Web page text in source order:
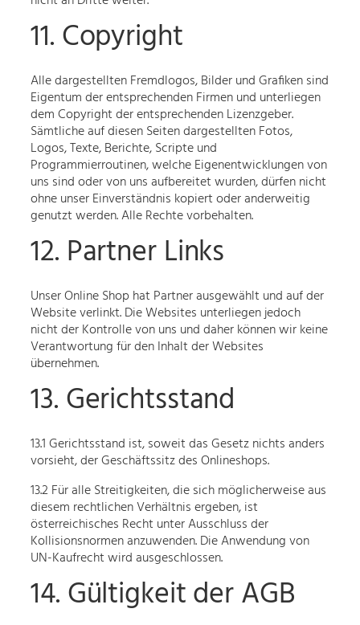
11. Copyright
Alle dargestellten Fremdlogos, Bilder und Grafiken sind
Eigentum der entsprechenden Firmen und unterliegen
dem Copyright der entsprechenden Lizenzgeber.
Sämtliche auf diesen Seiten dargestellten Fotos,
Logos, Texte, Berichte, Scripte und
Programmierroutinen, welche Eigenentwicklungen von
uns sind oder von uns aufbereitet wurden, dürfen nicht
ohne unser Einverständnis kopiert oder anderweitig
genutzt werden. Alle Rechte vorbehalten.
12. Partner Links
Unser Online Shop hat Partner ausgewählt und auf der
Website verlinkt. Die Websites unterliegen jedoch
nicht der Kontrolle von uns und daher können wir keine
Verantwortung für den Inhalt der Websites
übernehmen.
13. Gerichtsstand
13.1 Gerichtsstand ist, soweit das Gesetz nichts anders
vorsieht, der Geschäftssitz des Onlineshops.
13.2 Für alle Streitigkeiten, die sich möglicherweise aus
diesem rechtlichen Verhältnis ergeben, ist
österreichisches Recht unter Ausschluss der
Kollisionsnormen anzuwenden. Die Anwendung von
UN-Kaufrecht wird ausgeschlossen.
14. Gültigkeit der AGB